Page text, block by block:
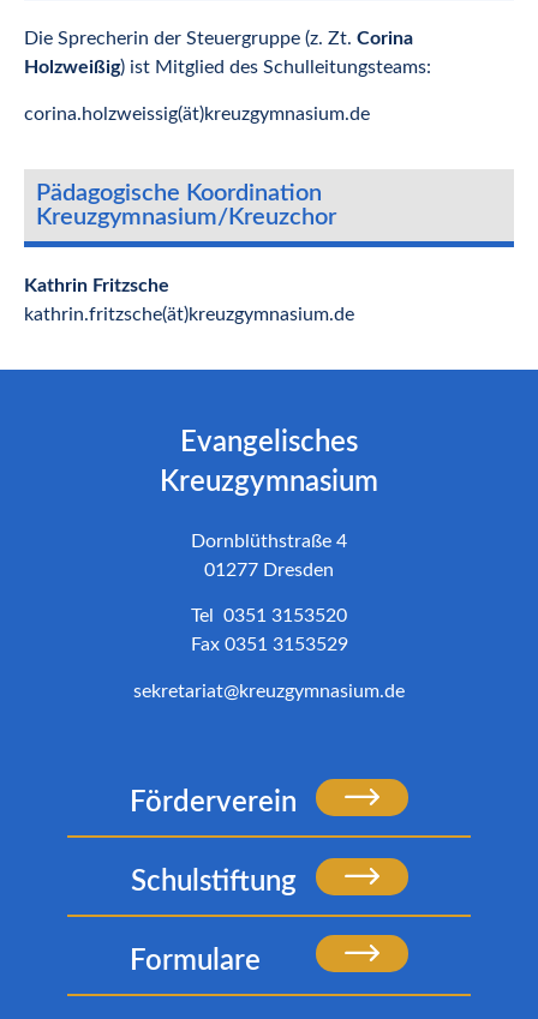
Die Sprecherin der Steuergruppe (z. Zt. Corina
Holzweißig) ist Mitglied des Schulleitungsteams:
corina.holzweissig(ät)kreuzgymnasium.de
Pädagogische Koordination
Kreuzgymnasium/Kreuzchor
Kathrin Fritzsche
kathrin.fritzsche(ät)kreuzgymnasium.de
Evangelisches
Kreuzgymnasium
Dornblüthstraße 4
01277 Dresden
Tel 0351 3153520
Fax 0351 3153529
sekretariat@kreuzgymnasium.de
Förderverein
Schulstiftung
Formulare